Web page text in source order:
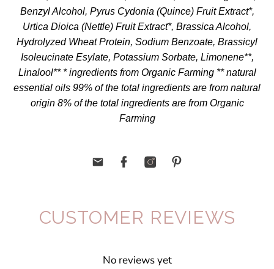
Benzyl Alcohol, Pyrus Cydonia (Quince) Fruit Extract*,
Urtica Dioica (Nettle) Fruit Extract*, Brassica Alcohol,
Hydrolyzed Wheat Protein, Sodium Benzoate, Brassicyl
Isoleucinate Esylate, Potassium Sorbate, Limonene**,
Linalool** * ingredients from Organic Farming ** natural
essential oils 99% of the total ingredients are from natural
origin 8% of the total ingredients are from Organic
Farming
CUSTOMER REVIEWS
No reviews yet